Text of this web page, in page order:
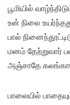
பூமியில்
உன் நிலை
பால்
மனம் தேற்றுவார்
அஞ்சாதே
பாலையில்